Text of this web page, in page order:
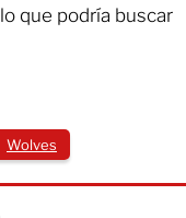
que podría buscar
Wolves